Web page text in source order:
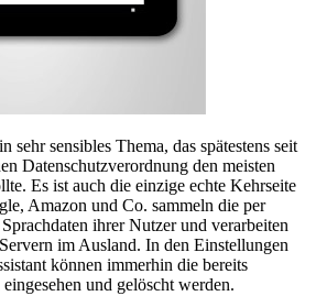
sehr sensibles Thema, das spätestens seit
Datenschutzverordnung den meisten
Es ist auch die einzige echte Kehrseite
Amazon und Co. sammeln die per
ihrer Nutzer und verarbeiten
im Ausland. In den Einstellungen
können immerhin die bereits
und gelöscht werden.